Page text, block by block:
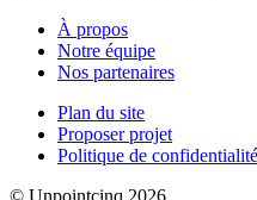
À propos
Notre équipe
Nos partenaires
Plan du site
Proposer projet
Politique de confidentialité
© Unpointcinq 2026